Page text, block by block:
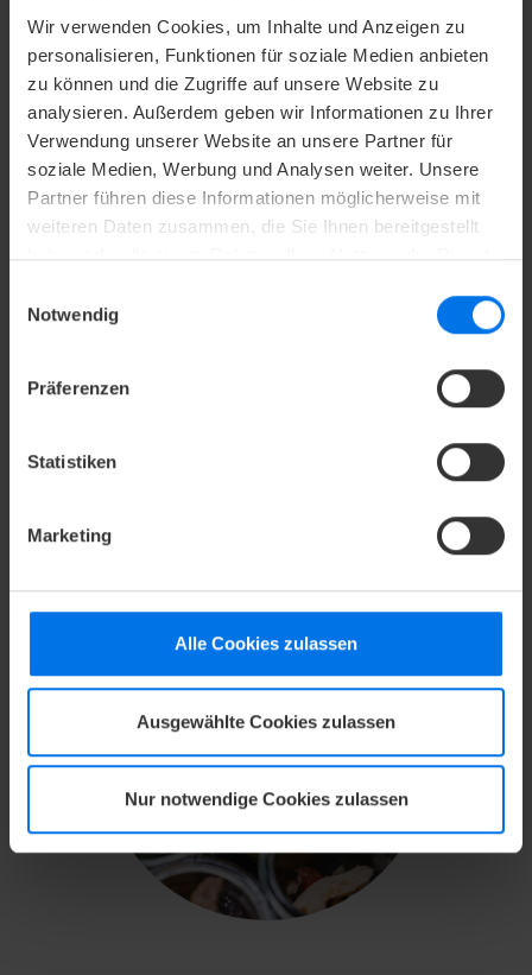
Wir verwenden Cookies, um Inhalte und Anzeigen zu
personalisieren, Funktionen für soziale Medien anbieten
zu können und die Zugriffe auf unsere Website zu
analysieren. Außerdem geben wir Informationen zu Ihrer
Verwendung unserer Website an unsere Partner für
soziale Medien, Werbung und Analysen weiter. Unsere
Partner führen diese Informationen möglicherweise mit
weiteren Daten zusammen, die Sie Ihnen bereitgestellt
haben oder die sie im Rahmen Ihrer Nutzung der Dienste
Notwendig
Präferenzen
Statistiken
Marketing
Alle Cookies zulassen
Ausgewählte Cookies zulassen
Nur notwendige Cookies zulassen
Bereits in Ihrer Tagungspauschale inkludiert sind 1
Beamer, 1 Leinwand, 1 Flipchart, 1 Pinnwand, 1
Moderatorenkoffer sowie Blöcke und Stifte für alle
Gäste.
V Mehr erfahren